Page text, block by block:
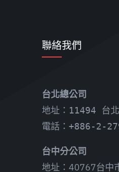
聯絡我們
台北總公司
地址：11494 台
電話：+886-2-
台中分公司
地址：40767台中